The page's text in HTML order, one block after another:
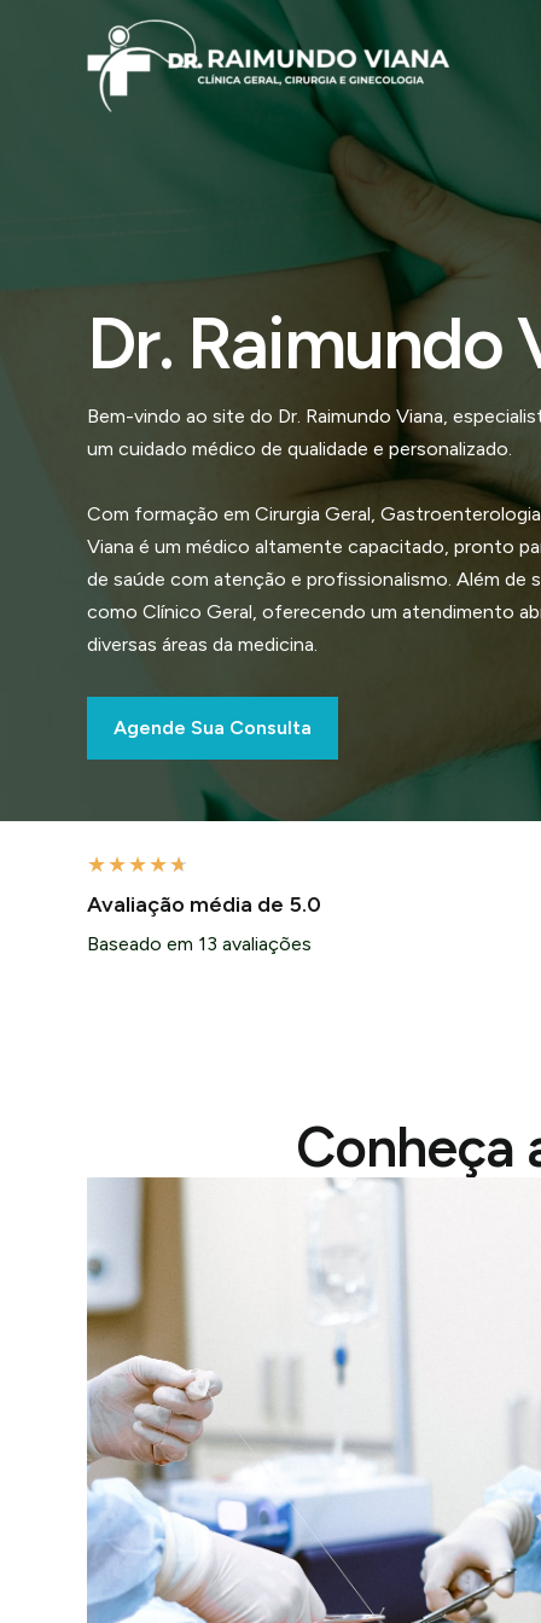
Dr. Raimundo
Bem-vindo ao site do Dr. Raimundo Viana,
um cuidado médico de qualidade e personalizado.
Com formação em Cirurgia Geral,
Viana é um médico altamente capacitado, pronto
de saúde com atenção e profissionalismo. Além de
como Clínico Geral, oferecendo um atendimento
diversas áreas da medicina.
Agende Sua Consulta
★★★★★
Avaliação média de 5.0
Baseado em 13 avaliações
Conheça